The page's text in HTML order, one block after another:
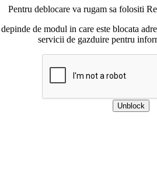
Pentru deblocare va rugam sa folositi
de modul in care este blocata
servicii de gazduire pentru